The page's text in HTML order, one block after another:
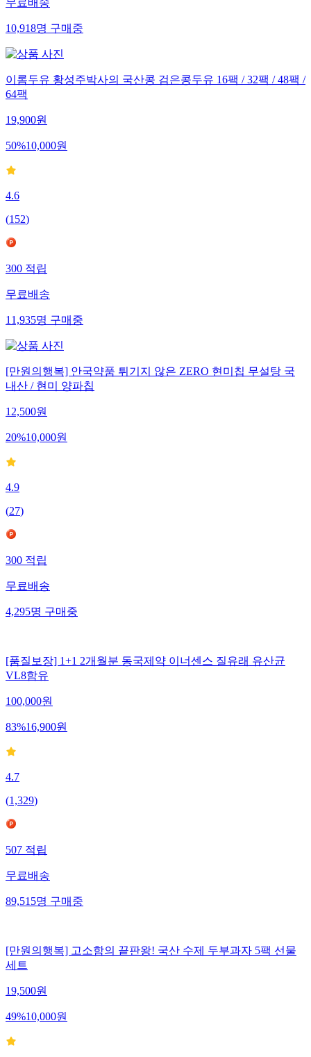
무료배송
10,918명구매중
이롬두유 황성주박사의 국산콩 검은콩두유 16팩 / 32팩 / 48팩 /
64팩
19,900원
50%10,000원
4.6
(152)
300적립
무료배송
11,935명구매중
[만원의행복] 안국약품 튀기지 않은 ZERO 현미칩 무설탕 국
내산 / 현미 양파칩
12,500원
20%10,000원
4.9
(27)
300적립
무료배송
4,295명구매중
[품질보장] 1+1 2개월분 동국제약 이너센스 질유래 유산균
VL8함유
100,000원
83%16,900원
4.7
(1,329)
507적립
무료배송
89,515명구매중
[만원의행복] 고소함의 끝판왕! 국산 수제 두부과자 5팩 선물
세트
19,500원
49%10,000원